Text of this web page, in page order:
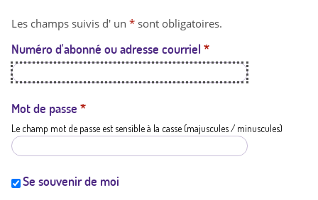
t
a
t
i
Les champs suivis d' un * sont obligatoires.
Numéro d'abonné ou adresse courriel *
Mot de passe *
Le champ mot de passe est sensible à la casse (majuscules / minuscules)
Se souvenir de moi